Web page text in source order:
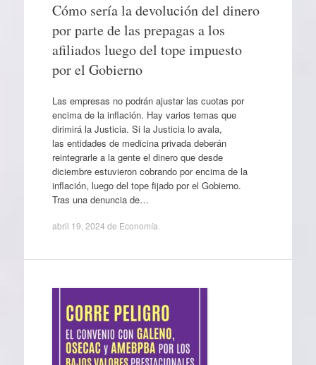
Cómo sería la devolución del dinero
por parte de las prepagas a los
afiliados luego del tope impuesto
por el Gobierno
Las empresas no podrán ajustar las cuotas por
encima de la inflación. Hay varios temas que
dirimirá la Justicia. Si la Justicia lo avala,
las entidades de medicina privada deberán
reintegrarle a la gente el dinero que desde
diciembre estuvieron cobrando por encima de la
inflación, luego del tope fijado por el Gobierno.
Tras una denuncia de…
abril 19, 2024 de Economía